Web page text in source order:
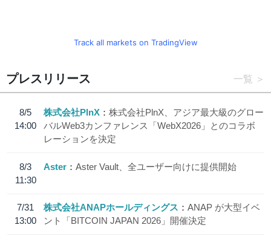
Track all markets on TradingView
プレスリリース 一覧
8/5
14:00
株式会社PlnX
株式会社PlnX、アジア最大級のグロー
バルWeb3カンファレンス「WebX2026」とのコラボ
レーションを決定
8/3
11:30
Aster Aster Vault、全ユーザー向けに提供開始
7/31
13:00
株式会社ANAPホールディングス
ANAP が大型イベ
ント「BITCOIN JAPAN 2026」開催決定